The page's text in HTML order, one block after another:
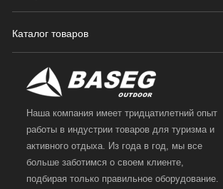
Каталог товаров
Наша компания имеет тридцатилетний опыт
работы в индустрии товаров для туризма и
активного отдыха. Из года в год, мы все
больше заботимся о своем клиенте,
подбирая только правильное оборудование.